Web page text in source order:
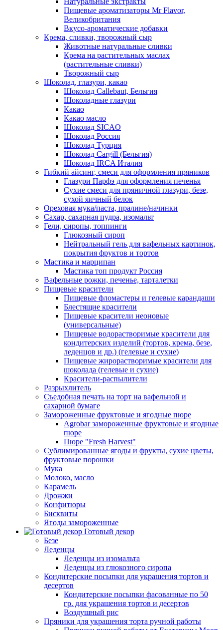
Пищевые ароматизаторы Mr Flavor,
Великобритания
Вкусо-ароматические добавки
Крема, сливки, творожный сыр
Животные натуральные сливки
Крема на растительных маслах
(растительные сливки)
Творожный сыр
Шоколад, глазури, какао
Шоколад Callebaut, Бельгия
Шоколадные глазури
Какао
Какао масло
Шоколад SICAO
Шоколад Россия
Шоколад Турция
Шоколад Cargill (Бельгия)
Шоколад IRCA Италия
Гибкий айсинг, смеси для оформления пряников
Глазури Парфэ для оформления печенья
Сухие смеси для пряничной глазури, безе,
сухой яичный белок
Ореховая мука/паста, пралине/начинки
Сахар, сахарная пудра, изомальт
Гели, сиропы, топпинги
Глюкозный сироп
Нейтральный гель для вафельных картинок,
покрытия фруктов и тортов
Мастика и марципан
Мастика топ продукт Россия
Вафельные рожки, печенье, тарталетки
Пищевые красители
Пищевые фломастеры и гелевые карандаши
Блестящие красители
Пищевые красители неоновые
(универсальные)
Пищевые водорастворимые красители для
кондитерских изделий (тортов, крема, безе,
леденцов и др.) (гелевые и сухие)
Пищевые жирорастворимые красители для
шоколада (гелевые и сухие)
Красители-распылители
Разрыхлитель
Съедобная печать на торт на вафельной и
сахарной бумаге
Замороженные фруктовые и ягодные пюре
Agrobar замороженные фруктовые и ягодные
пюре
Пюре "Fresh Harvest"
Сублимированные ягоды и фрукты, сухие цветы,
фруктовые порошки
Мука
Молоко, масло
Карамель
Дрожжи
Конфитюры
Бисквиты
Ягоды замороженные
Готовый декор
Безе
Леденцы
Леденцы из изомальта
Леденцы из глюкозного сиропа
Кондитерские посыпки для украшения тортов и
десертов
Кондитерские посыпки фасованные по 50
гр. для украшения тортов и десертов
Воздушный рис
Пряники для украшения торта ручной работы